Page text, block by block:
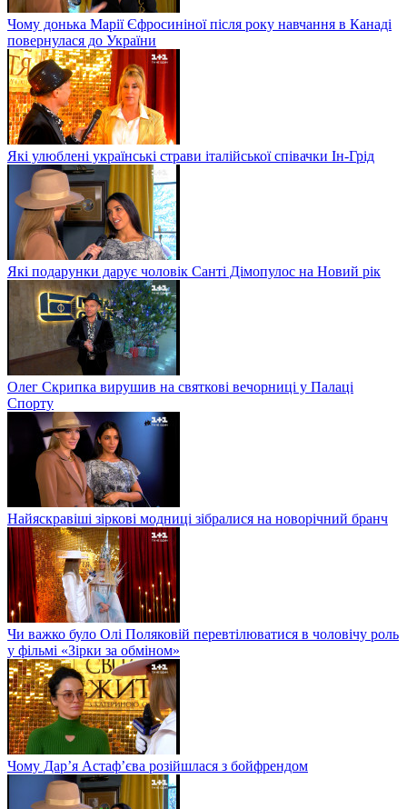
Чому донька Марії Єфросиніної після року навчання в Канаді
повернулася до України
Які улюблені українські страви італійської співачки Ін-Грід
Які подарунки дарує чоловік Санті Дімопулос на Новий рік
Олег Скрипка вирушив на святкові вечорниці у Палаці
Спорту
Найяскравіші зіркові модниці зібралися на новорічний бранч
Чи важко було Олі Поляковій перевтілюватися в чоловічу роль
у фільмі «Зірки за обміном»
Чому Дар’я Астаф’єва розійшлася з бойфрендом